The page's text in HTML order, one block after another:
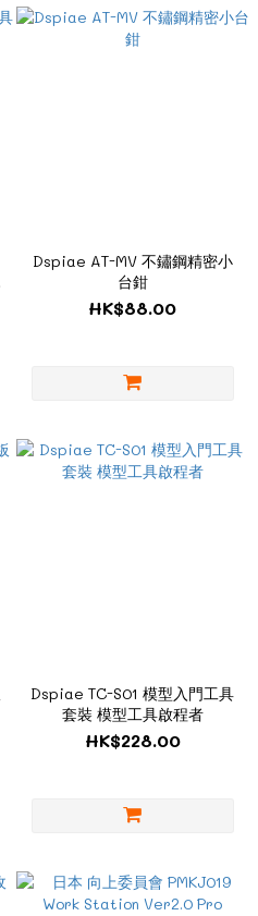
Dspiae AT-MV 不鏽鋼精密小
台鉗
HK$88.00
Dspiae TC-S01 模型入門工具
套裝 模型工具啟程者
HK$228.00